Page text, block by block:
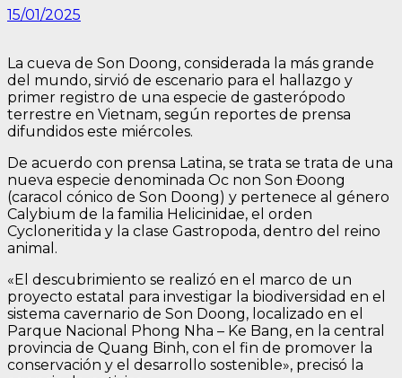
15/01/2025
La cueva de Son Doong, considerada la más grande
del mundo, sirvió de escenario para el hallazgo y
primer registro de una especie de gasterópodo
terrestre en Vietnam, según reportes de prensa
difundidos este miércoles.
De acuerdo con prensa Latina, se trata se trata de una
nueva especie denominada Oc non Son Đoong
(caracol cónico de Son Doong) y pertenece al género
Calybium de la familia Helicinidae, el orden
Cycloneritida y la clase Gastropoda, dentro del reino
animal.
«El descubrimiento se realizó en el marco de un
proyecto estatal para investigar la biodiversidad en el
sistema cavernario de Son Doong, localizado en el
Parque Nacional Phong Nha – Ke Bang, en la central
provincia de Quang Binh, con el fin de promover la
conservación y el desarrollo sostenible», precisó la